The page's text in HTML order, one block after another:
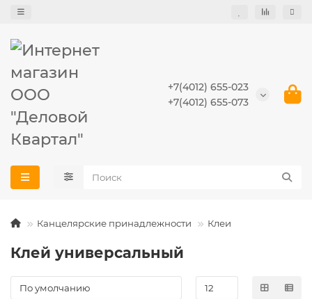
+7(4012) 655-023
+7(4012) 655-073
Канцелярские принадлежности Клеи
Клей универсальный